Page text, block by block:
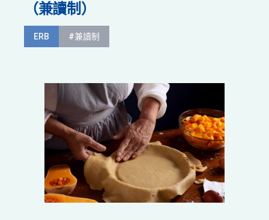
（兼讀制）
ERB #兼讀制